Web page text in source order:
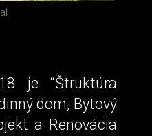
je “Štruktúra
dom, Bytový
a Renovácia